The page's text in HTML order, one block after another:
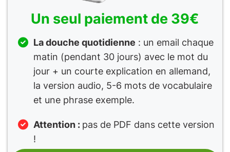
Un seul paiement de 39€
La douche quotidienne : un email chaque
matin (pendant 30 jours) avec le mot du
jour + un courte explication en allemand,
la version audio, 5-6 mots de vocabulaire
et une phrase exemple.
Attention : pas de PDF dans cette version
!